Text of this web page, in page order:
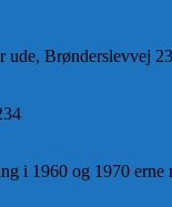
ude, Brønderslevvej
i 1960 og 1970 erne